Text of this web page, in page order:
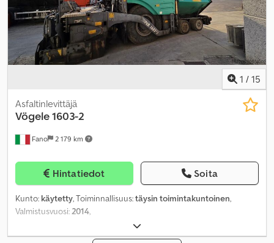
1 / 15
Fano 2 179 km
Asfaltinlevittäjä
Vögele1603-2
Hintatiedot Soita
Kunto: käytetty, Toiminnallisuus:täysin toimintakuntoinen,
Valmistusvuosi:2014,